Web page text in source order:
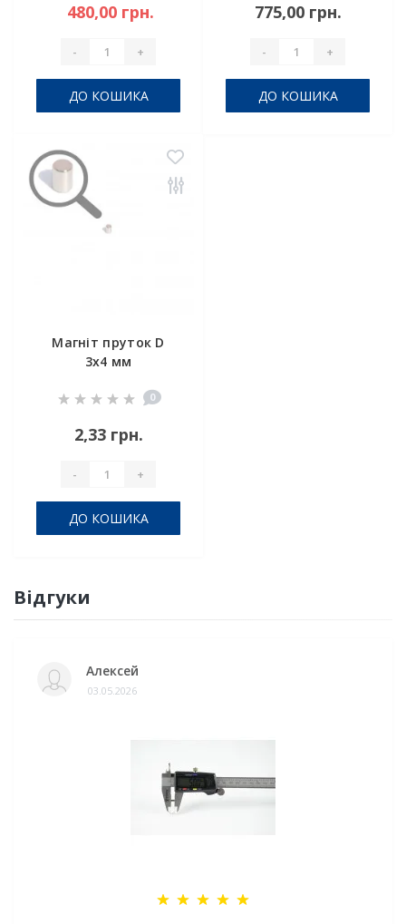
480,00 грн.
- +
ДО КОШИКА
775,00 грн.
- +
ДО КОШИКА
Магніт пруток D
3х4 мм
0
2,33 грн.
- +
ДО КОШИКА
Відгуки
Алексей
03.05.2026